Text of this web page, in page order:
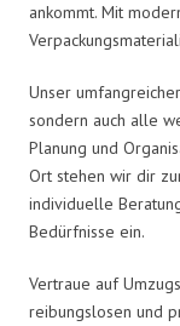
ankommt. Mit
Unser
sondern auch alle
Planung und
Ort stehen wir dir
individuelle
Bedürfnisse ein.
Vertraue auf
reibungslosen und